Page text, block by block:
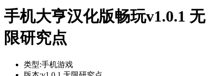
手机大亨汉化版畅玩v1.0.1 无
限研究点
类型:手机游戏